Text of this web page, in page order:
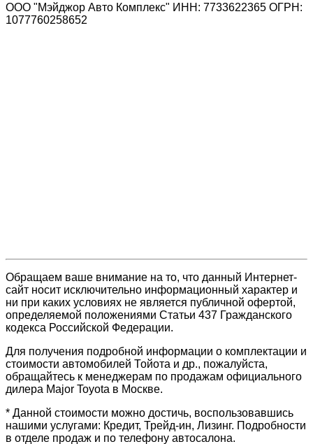
ООО "Мэйджор Авто Комплекс" ИНН: 7733622365 ОГРН:
1077760258652
Обращаем ваше внимание на то, что данный Интернет-
сайт носит исключительно информационный характер и
ни при каких условиях не является публичной офертой,
определяемой положениями Статьи 437 Гражданского
кодекса Российской Федерации.
Для получения подробной информации о комплектации и
стоимости автомобилей Тойота и др., пожалуйста,
обращайтесь к менеджерам по продажам официального
дилера Major Toyota в Москве.
* Данной стоимости можно достичь, воспользовавшись
нашими услугами: Кредит, Трейд-ин, Лизинг. Подробности
в отделе продаж и по телефону автосалона.